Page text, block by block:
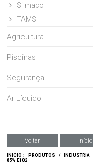
Silmaco
TAMS
Agricultura
Piscinas
Segurança
Ar Líquido
Voltar Início
INÍCIO : PRODUTOS / INDÚSTRIA
85% E102